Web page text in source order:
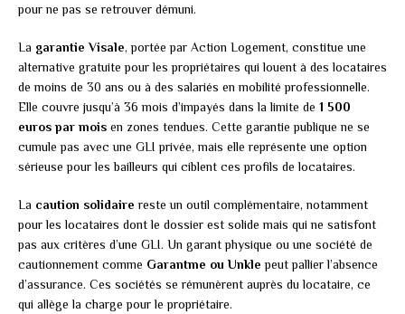
pour ne pas se retrouver démuni.
La garantie Visale, portée par Action Logement, constitue une
alternative gratuite pour les propriétaires qui louent à des locataires
de moins de 30 ans ou à des salariés en mobilité professionnelle.
Elle couvre jusqu’à 36 mois d’impayés dans la limite de 1 500
euros par mois en zones tendues. Cette garantie publique ne se
cumule pas avec une GLI privée, mais elle représente une option
sérieuse pour les bailleurs qui ciblent ces profils de locataires.
La caution solidaire reste un outil complémentaire, notamment
pour les locataires dont le dossier est solide mais qui ne satisfont
pas aux critères d’une GLI. Un garant physique ou une société de
cautionnement comme Garantme ou Unkle peut pallier l’absence
d’assurance. Ces sociétés se rémunèrent auprès du locataire, ce
qui allège la charge pour le propriétaire.